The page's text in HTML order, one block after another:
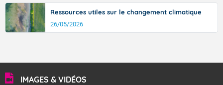
Ressources utiles sur le changement climatique
26/05/2026
IMAGES & VIDÉOS